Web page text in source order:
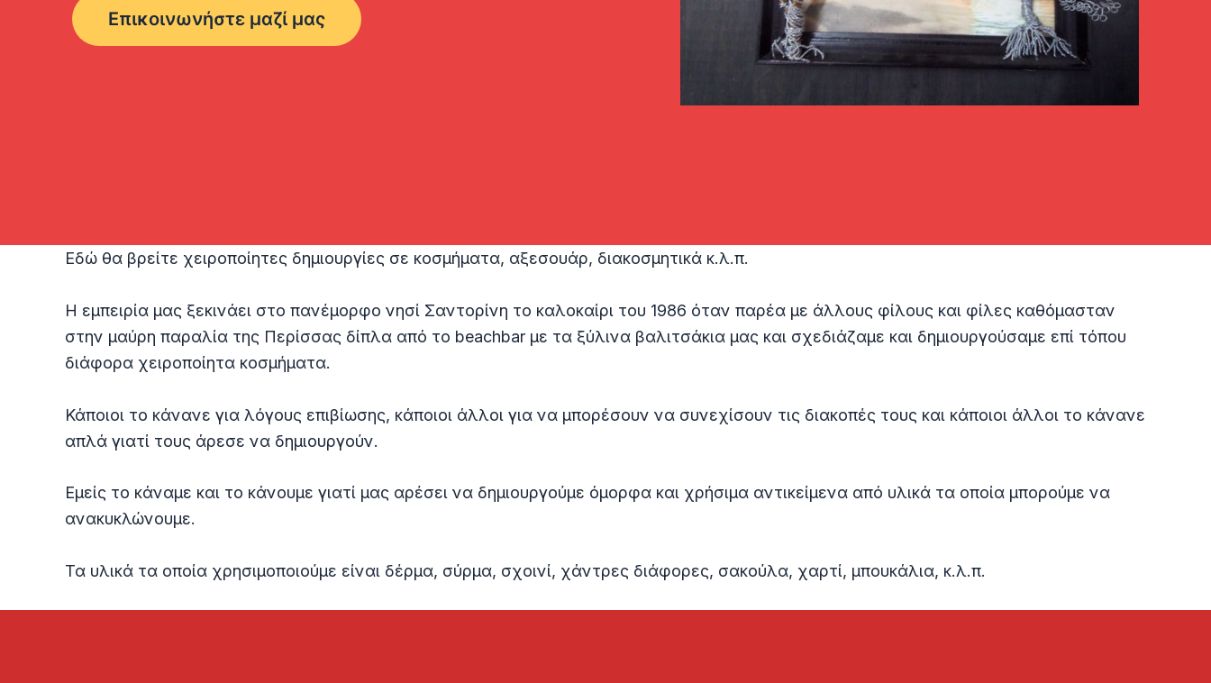
Επικοινωνήστε μαζί μας
Εδώ θα βρείτε χειροποίητες δημιουργίες σε κοσμήματα, αξεσουάρ, διακοσμητικά κ.λ.π.
Η εμπειρία μας ξεκινάει στο πανέμορφο νησί Σαντορίνη το καλοκαίρι του 1986 όταν παρέα με άλλους φίλους και φίλες καθόμασταν
στην μαύρη παραλία της Περίσσας δίπλα από το beachbar με τα ξύλινα βαλιτσάκια μας και σχεδιάζαμε και δημιουργούσαμε επί τόπου
διάφορα χειροποίητα κοσμήματα.
Κάποιοι το κάνανε για λόγους επιβίωσης, κάποιοι άλλοι για να μπορέσουν να συνεχίσουν τις διακοπές τους και κάποιοι άλλοι το κάνανε
απλά γιατί τους άρεσε να δημιουργούν.
Εμείς το κάναμε και το κάνουμε γιατί μας αρέσει να δημιουργούμε όμορφα και χρήσιμα αντικείμενα από υλικά τα οποία μπορούμε να
ανακυκλώνουμε.
Τα υλικά τα οποία χρησιμοποιούμε είναι δέρμα, σύρμα, σχοινί, χάντρες διάφορες, σακούλα, χαρτί, μπουκάλια, κ.λ.π.